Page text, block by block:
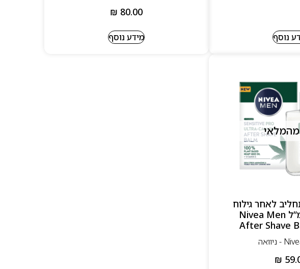
נוסף
₪ 80.00
מידע נוסף
לאחר גילוח
מרגיע 100מ”ל Nivea Men
After Shave
₪